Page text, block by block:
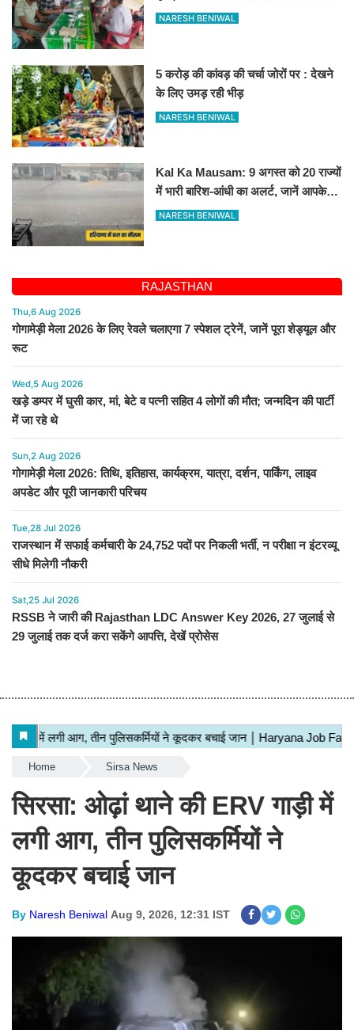
व्यक्तियों का चयन
NARESH BENIWAL
5 करोड़ की कांवड़ की चर्चा जोरों पर : देखने
के लिए उमड़ रही भीड़
NARESH BENIWAL
Kal Ka Mausam: 9 अगस्त को 20 राज्यों
में भारी बारिश-आंधी का अलर्ट, जानें आपके
शहर में कैसा रहेगा मौसम
NARESH BENIWAL
RAJASTHAN
Thu,6 Aug 2026
गोगामेड़ी मेला 2026 के लिए रेवले चलाएगा 7 स्पेशल ट्रेनें, जानें पूरा शेड्यूल और
रूट
Wed,5 Aug 2026
खड़े डम्पर में घुसी कार, मां, बेटे व पत्नी सहित 4 लोगों की मौत; जन्मदिन की पार्टी
में जा रहे थे
Sun,2 Aug 2026
गोगामेड़ी मेला 2026: तिथि, इतिहास, कार्यक्रम, यात्रा, दर्शन, पार्किंग, लाइव
अपडेट और पूरी जानकारी परिचय
Tue,28 Jul 2026
राजस्थान में सफाई कर्मचारी के 24,752 पदों पर निकली भर्ती, न परीक्षा न इंटरव्यू
सीधे मिलेगी नौकरी
Sat,25 Jul 2026
RSSB ने जारी की Rajasthan LDC Answer Key 2026, 27 जुलाई से
29 जुलाई तक दर्ज करा सकेंगे आपत्ति, देखें प्रोसेस
Home Sirsa News
सिरसा: ओढ़ां थाने की ERV गाड़ी में
लगी आग, तीन पुलिसकर्मियों ने
कूदकर बचाई जान
By Naresh Beniwal Aug 9, 2026, 12:31 IST